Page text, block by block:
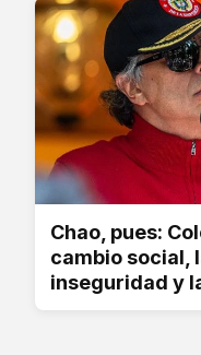
Chao, pues:
cambio social,
inseguridad y